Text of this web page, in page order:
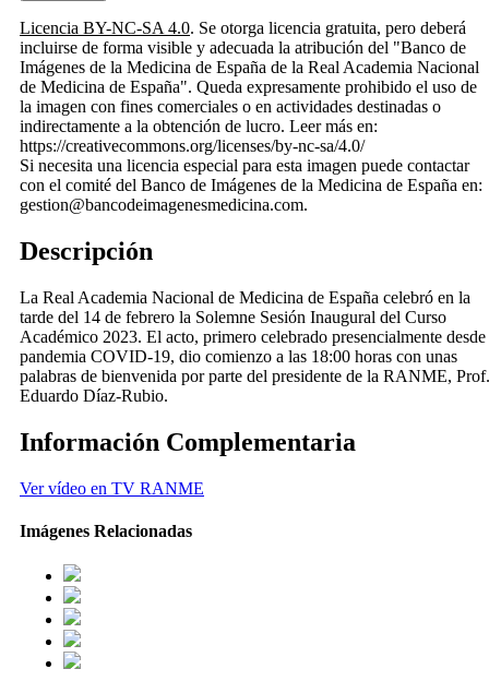
Licencia BY-NC-SA 4.0. Se otorga licencia gratuita, pero deberá
incluirse de forma visible y adecuada la atribución del "Banco de
Imágenes de la Medicina de España de la Real Academia Nacional
de Medicina de España". Queda expresamente prohibido el uso de
la imagen con fines comerciales o en actividades destinadas o
indirectamente a la obtención de lucro. Leer más en:
https://creativecommons.org/licenses/by-nc-sa/4.0/
Si necesita una licencia especial para esta imagen puede contactar
con el comité del Banco de Imágenes de la Medicina de España en:
gestion@bancodeimagenesmedicina.com.
Descripción
La Real Academia Nacional de Medicina de España celebró en la
tarde del 14 de febrero la Solemne Sesión Inaugural del Curso
Académico 2023. El acto, primero celebrado presencialmente desde
pandemia COVID-19, dio comienzo a las 18:00 horas con unas
palabras de bienvenida por parte del presidente de la RANME, Prof.
Eduardo Díaz-Rubio.
Información Complementaria
Ver vídeo en TV RANME
Imágenes Relacionadas